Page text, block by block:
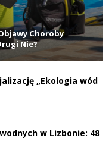
Choroby
Nie?
„Ekologia wód
w Lizbonie: 48